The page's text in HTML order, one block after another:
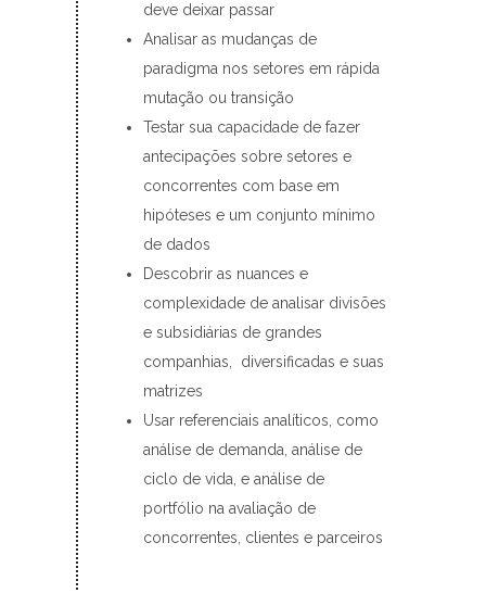
deve deixar passar
Analisar as mudanças de
paradigma nos setores em rápida
mutação ou transição
Testar sua capacidade de fazer
antecipações sobre setores e
concorrentes com base em
hipóteses e um conjunto mínimo
de dados
Descobrir as nuances e
complexidade de analisar divisões
e subsidiárias de grandes
companhias, diversificadas e suas
matrizes
Usar referenciais analíticos, como
análise de demanda, análise de
ciclo de vida, e análise de
portfólio na avaliação de
concorrentes, clientes e parceiros